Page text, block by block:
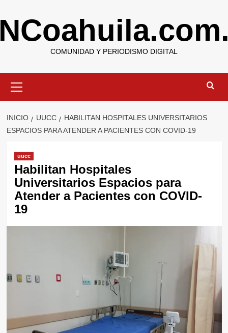
al
contenido
COMUNIDAD Y PERIODISMO DIGITAL
primario
INICIO UUCC
HABILITAN HOSPITALES UNIVERSITARIOS
ESPACIOS PARA ATENDER A PACIENTES CON COVID-19
uucc
Habilitan Hospitales
Universitarios Espacios para
Atender a Pacientes con COVID-
19